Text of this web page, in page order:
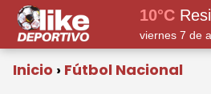
10°C
viernes 7 de
Inicio Fútbol Nacional